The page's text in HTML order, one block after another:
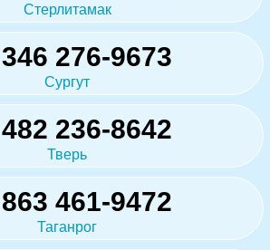
Стерлитамак
276-9673
Сургут
236-8642
Тверь
461-9472
Таганрог